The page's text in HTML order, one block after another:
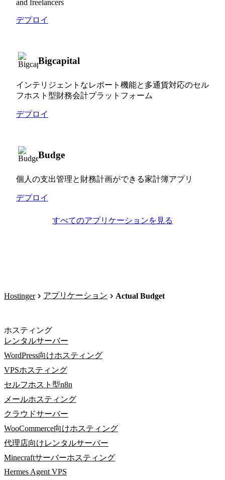
and freelancers
デプロイ
Bigcapital
インテリジェントなレポート機能と多通貨対応のセル
フホスト型財務会計プラットフォーム
デプロイ
Budge
個人の支出管理と財務計画ができる家計簿アプリ
デプロイ
すべてのアプリケーションを見る
Hostinger アプリケーション Actual Budget
ホスティング
レンタルサーバー
WordPress向けホスティング
VPSホスティング
セルフホスト型n8n
メールホスティング
クラウドサーバー
WooCommerce向けホスティング
代理店向けレンタルサーバー
Minecraftサーバーホスティング
Hermes Agent VPS